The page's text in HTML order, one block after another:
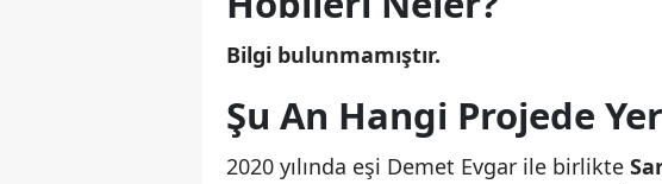
Bilgi bulunmamıştır.
Şu An Hangi Projede
2020 yılında eşi Demet Evgar ile birlikte